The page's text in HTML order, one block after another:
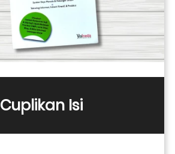
Cuplikan Isi